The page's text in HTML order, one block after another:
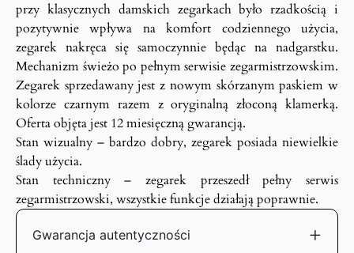
przy klasycznych damskich zegarkach było rzadkością i
pozytywnie wpływa na komfort codziennego użycia,
zegarek nakręca się samoczynnie będąc na nadgarstku.
Mechanizm świeżo po pełnym serwisie zegarmistrzowskim.
Zegarek sprzedawany jest z nowym skórzanym paskiem w
kolorze czarnym razem z oryginalną złoconą klamerką.
Oferta objęta jest 12 miesięczną gwarancją.
Stan wizualny – bardzo dobry, zegarek posiada niewielkie
ślady użycia.
Stan techniczny – zegarek przeszedł pełny serwis
zegarmistrzowski, wszystkie funkcje działają poprawnie.
Gwarancja autentyczności